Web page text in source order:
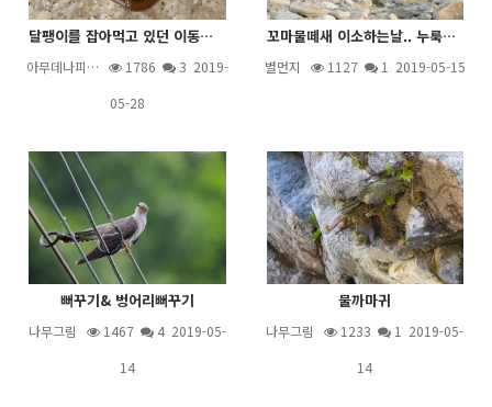
달팽이를 잡아먹고 있던 이동물은 무었인가요.
아무데나피… 1786 3 2019-
05-28
꼬마물떼새 이소하는날.. 누룩뱀이 다가오고~~
별먼지 1127 1 2019-05-15
뻐꾸기& 벙어리뻐꾸기
나무그림 1467 42019-05-
14
물까마귀
나무그림 1233 1 2019-05-
14